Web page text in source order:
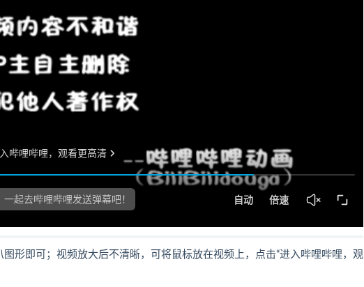
形即可；视频放大后不清晰，可将鼠标放在视频上，点击“进入哔哩哔哩，观